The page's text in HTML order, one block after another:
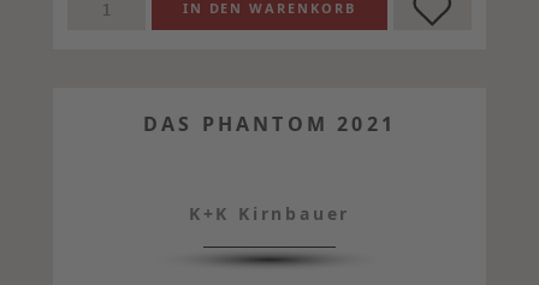
DAS PHANTOM 2021
K+K Kirnbauer